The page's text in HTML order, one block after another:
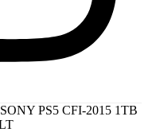
PS5 CFI-2015 1TB